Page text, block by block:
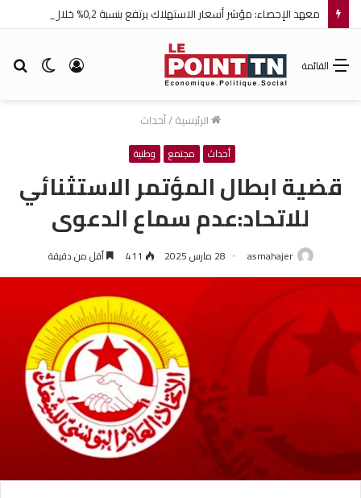
الوضع تسجيل
القائمة
الرئيسية/أحداث
أحداث مجتمع وطنية
قضية ابطال المؤتمر الاستثنائي
للاتحاد:عدم سماع الدعوى
asmahajer 28 مارس 2025 411 أقل من دقيقة